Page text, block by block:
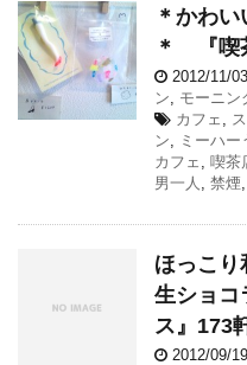
＊かわ
＊ 『喫
2012/11/
ン, モーニン
カフェ ,
ン, ミーハー
カフェ , 喫茶
男一人 , 禁煙,
ほっこり
生ショコ
ス』173
2012/09/